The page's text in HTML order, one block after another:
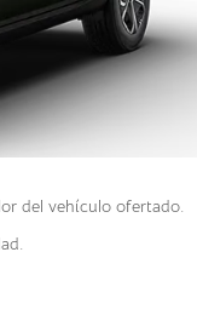
del vehículo ofertado.